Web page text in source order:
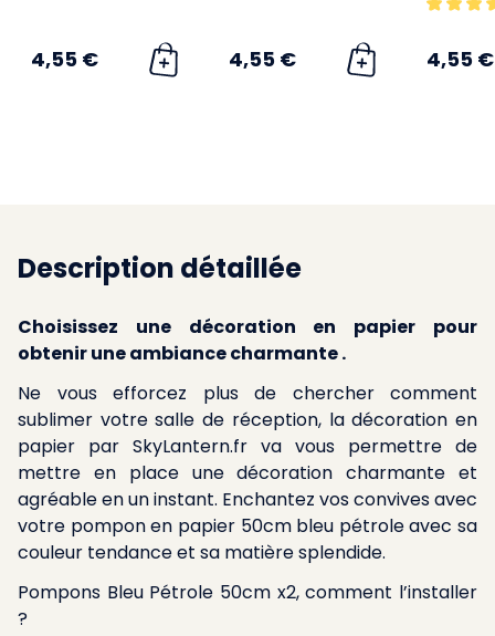
4,55 € 4,55 € 4,55 €
Description détaillée
Choisissez une décoration en papier pour
obtenir une ambiance charmante .
Ne vous efforcez plus de chercher comment
sublimer votre salle de réception, la décoration en
papier par SkyLantern.fr va vous permettre de
mettre en place une décoration charmante et
agréable en un instant. Enchantez vos convives avec
votre pompon en papier 50cm bleu pétrole avec sa
couleur tendance et sa matière splendide.
Pompons Bleu Pétrole 50cm x2, comment l’installer
?